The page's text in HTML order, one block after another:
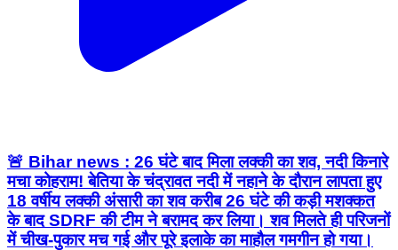
🚨 Bihar news : 26 घंटे बाद मिला लक्की का शव, नदी किनारे
मचा कोहराम! बेतिया के चंद्रावत नदी में नहाने के दौरान लापता हुए
18 वर्षीय लक्की अंसारी का शव करीब 26 घंटे की कड़ी मशक्कत
के बाद SDRF की टीम ने बरामद कर लिया। शव मिलते ही परिजनों
में चीख-पुकार मच गई और पूरे इलाके का माहौल गमगीन हो गया।